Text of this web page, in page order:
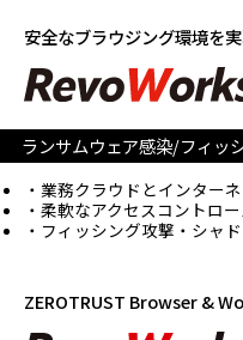
安全なブラウジング環境を
ランサムウェア感染/フィッ
業務クラウドとインター
柔軟なアクセスコントロ
フィッシング攻撃・シャ
ZEROTRUST Browser &